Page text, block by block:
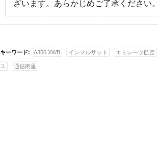
ざいます。あらかじめご了承ください。
キーワード: A350 XWB インマルサット エミレーツ航空
ス 通信衛星